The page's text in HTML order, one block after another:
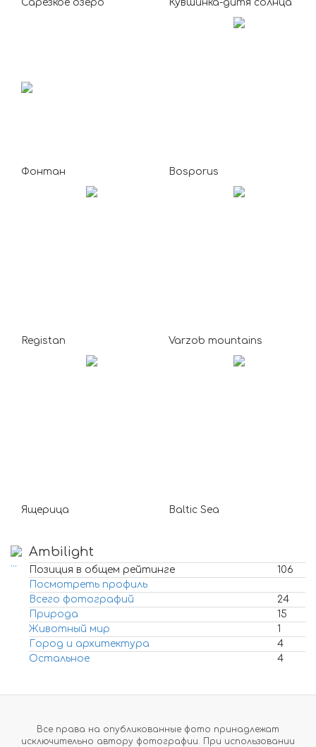
Сарезкое озеро Кувшинка-дитя солнца
Фонтан Bosporus
Registan Varzob mountains
Ящерица Baltic Sea
Ambilight
Позиция в общем рейтинге
106
Посмотреть профиль
Всего фотографий
24
Природа
15
Животный мир
1
Город и архитектура
4
Остальное
4
Все права на опубликованные фото принадлежат
исключительно автору фотографии. При использовании